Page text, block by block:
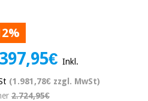
Inkl.
(1.981,78€ zzgl. MwSt)
2.724,95€